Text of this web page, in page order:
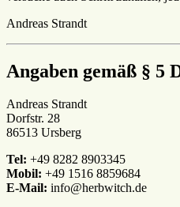
Andreas Strandt
Angaben gemäß § 5
Andreas Strandt
Dorfstr. 28
86513 Ursberg
Tel: +49 8282 8903345
Mobil: +49 1516 8859684
E-Mail: info@herbwitch.de